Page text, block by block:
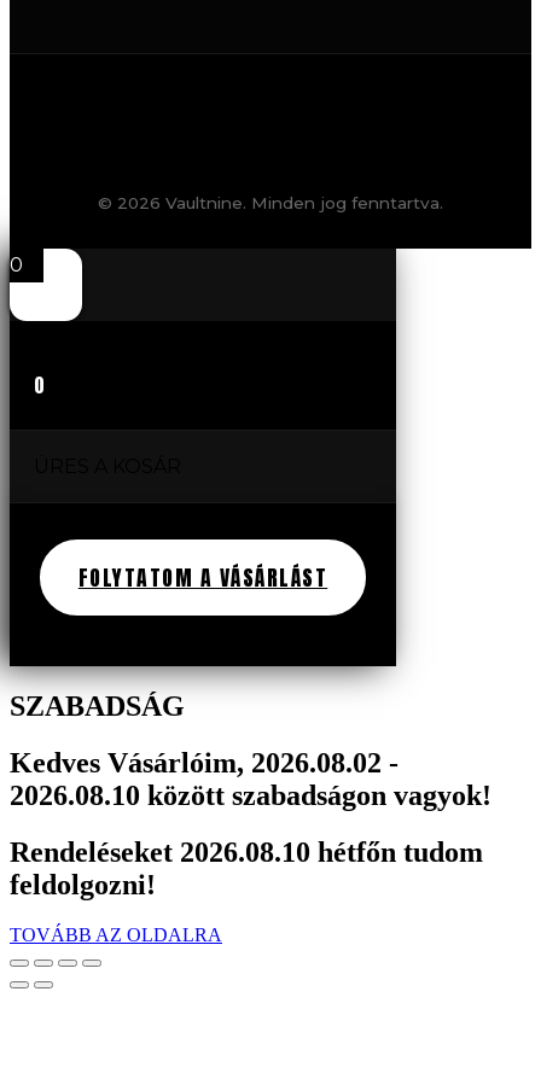
© 2026 Vaultnine. Minden jog fenntartva.
0
0
FOLYTATOM A VÁSÁRLÁST
SZABADSÁG
Kedves Vásárlóim, 2026.08.02 -
2026.08.10 között szabadságon vagyok!
Rendeléseket 2026.08.10 hétfőn tudom
feldolgozni!
TOVÁBB AZ OLDALRA